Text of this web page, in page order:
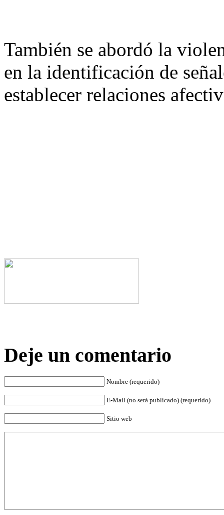
También se abordó la
en la identificación de
establecer relaciones
Deje un comentario
Nombre (requerido)
E-Mail (no será publicado) (requerido)
Sitio web